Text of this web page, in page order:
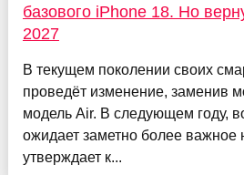
базового iPhone 18. Но
2027
В текущем поколении своих
проведёт изменение, заменив
модель Air. В следующем году,
ожидает заметно более важное
утверждает к...